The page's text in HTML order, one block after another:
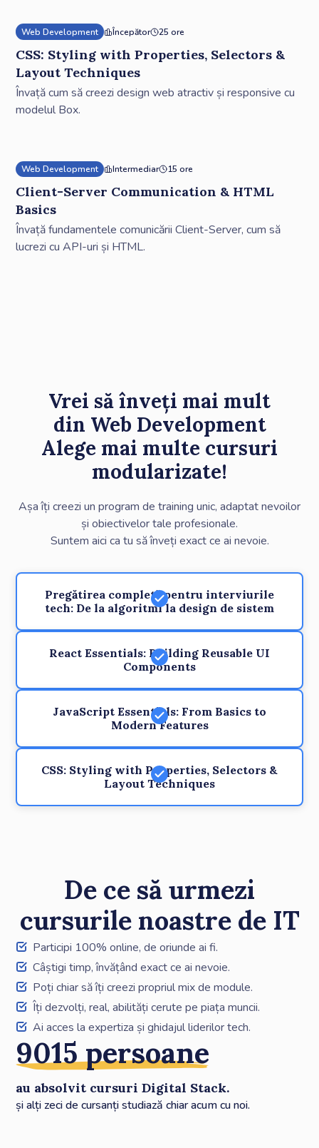
Web Development Începător 25 ore
CSS: Styling with Properties, Selectors &
Layout Techniques
Învață cum să creezi design web atractiv și responsive cu
modelul Box.
Web Development Intermediar 15 ore
Client-Server Communication & HTML
Basics
Învață fundamentele comunicării Client-Server, cum să
lucrezi cu API-uri și HTML.
Vrei să înveți mai mult
din Web Development
Alege mai multe cursuri
modularizate!
Așa îți creezi un program de training unic, adaptat nevoilor
și obiectivelor tale profesionale.
Suntem aici ca tu să înveți exact ce ai nevoie.
Pregătirea completă pentru interviurile
tech: De la algoritmi la design de sistem
React Essentials: Building Reusable UI
Components
JavaScript Essentials: From Basics to
Modern Features
CSS: Styling with Properties, Selectors &
Layout Techniques
De ce să urmezi
cursurile noastre de IT
Participi 100% online, de oriunde ai fi.
Câștigi timp, învățând exact ce ai nevoie.
Poți chiar să îți creezi propriul mix de module.
Îți dezvolți, real, abilități cerute pe piața muncii.
Ai acces la expertiza și ghidajul liderilor tech.
9015 persoane
au absolvit cursuri Digital Stack.
și alți zeci de cursanți studiază chiar acum cu noi.